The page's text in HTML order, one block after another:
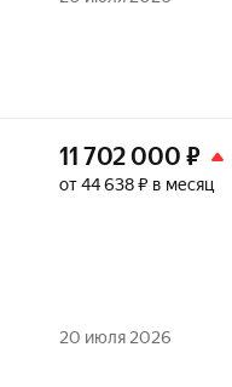
11 702 000 ₽
от 44 638 ₽ в месяц
20 июля 2026